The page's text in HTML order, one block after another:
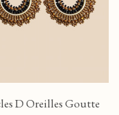
D Oreilles Goutte